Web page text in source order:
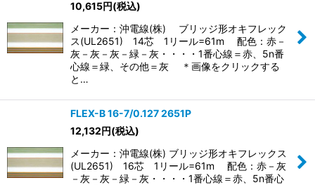
10,615円(税込)
メーカー：沖電線(株) ブリッジ形オキフレック
ス(UL2651) 14芯 1リール=61m 配色：赤－
灰－灰－灰－緑－灰・・・・1番心線＝赤、5n番
心線＝緑、その他＝灰 ＊画像をクリックする
と…
FLEX-B 16-7/0.127 2651P
12,132円(税込)
メーカー：沖電線(株) ブリッジ形オキフレックス
(UL2651) 16芯 1リール=61m 配色：赤－灰
－灰－灰－緑－灰・・・・1番心線＝赤、5n番心